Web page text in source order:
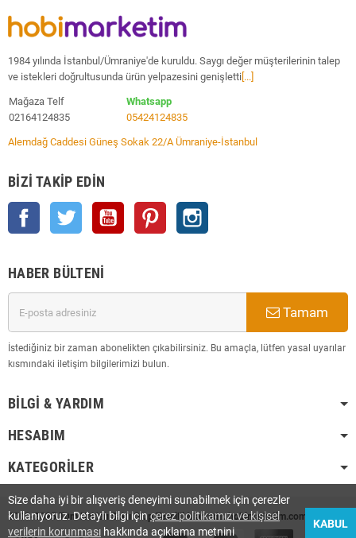
1984 yılında İstanbul/Ümraniye'de kuruldu. Saygı değer müşterilerinin talep
ve istekleri doğrultusunda ürün yelpazesini genişletti [...]
Mağaza Telf
02164124835
Whatsapp
05424124835
Alemdağ Caddesi Güneş Sokak 22/A Ümraniye-İstanbul
BIZI TAKIP EDIN
Facebook Twitter YouTube Pinterest
HABER BÜLTENI
Tamam
İstediğiniz bir zaman abonelikten çıkabilirsiniz. Bu amaçla, lütfen yasal uyarılar
kısmındaki iletişim bilgilerimizi bulun.
BILGI & YARDIM
HESABIM
KATEGORILER
2008-2025 Tüm Hakları Saklı Olup Tescilli Markadır. hobimarketim.com
Size daha iyi bir alışveriş deneyimi sunabilmek için çerezler
kullanıyoruz. Detaylı bilgi içinçerez politikamızı ve kişisel
verilerin korunması hakkında açıklama metnini
KABUL